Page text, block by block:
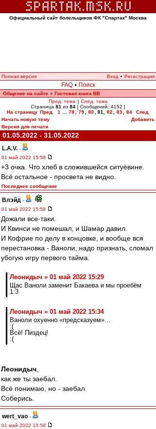
Официальный сайт болельщиков ФК "Спартак" Москва
Полная версия Вход • Регистрация
FAQ • Поиск
Общение на сайте » Гостевая книга ВВ
Пред. тема | След. тема
Страница 81 из 84 [ Сообщений: 4152 ]
На страницу Пред. 1 78 79 80 81 82 83 84
След.
Начать новую тему
Добавить
Версия для печати
01.05.2022 - 31.05.2022
L.А.V. -
01 май 2022 15:58
+3 очка. Что хлеб в сложившейся ситуёвине.
Всё остальное - просвета не видно.
Последнее сообщение
Влэйд -
01 май 2022 15:58
Дожали все-таки.
И Квинси не помешал, и Шамар давил.
И Кофрие по делу в концовке, и вообще вся
перестановка - Ваноли, надо признать, сломал
убогую игру первого тайма.
Леонидыч » 01 май 2022 15:29
Щас Ваноли заменит Бакаева и мы проебём
1:3
Леонидыч » 01 май 2022 15:34
Ваноли охуенно «предсказуем»…
:(
Всё! Пиздец!
:(
Леонидыч
как же ты заебал.
Всё понимаю, но - заебал.
Соберись.
wert_vao -
01 май 2022 15:58